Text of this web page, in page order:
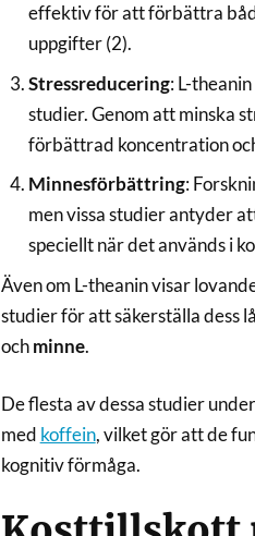
effektiv för att förbättra
uppgifter (2).
Stressreducering: L-
studier. Genom att minska
förbättrad koncentration
Minnesförbättring:
men vissa studier antyder
speciellt när det används i
Även om L-theanin visar
studier för att säkerställa dess
ochminne.
De flesta av dessa studier
med koffein, vilket gör att de
kognitiv förmåga.